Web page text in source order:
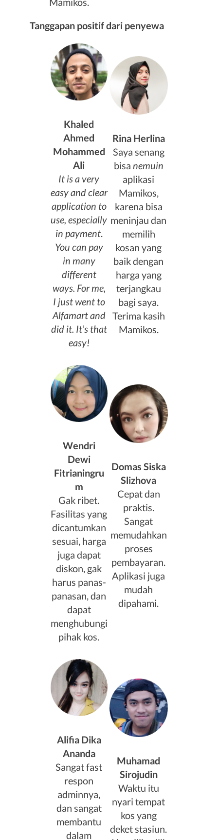
Tanggapan positif dari penyewa
Khaled
Ahmed
Mohammed
Ali
It is a very
easy and clear
application to
use, especially
in payment.
You can pay
in many
different
ways. For me,
I just went to
Alfamart and
did it. It’s that
easy!
Rina Herlina
Saya senang
bisa nemuin
aplikasi
Mamikos,
karena bisa
meninjau dan
memilih
kosan yang
baik dengan
harga yang
terjangkau
bagi saya.
Terima kasih
Mamikos.
Wendri
Dewi
Fitrianingru
m
Gak ribet.
Fasilitas yang
dicantumkan
sesuai, harga
juga dapat
diskon, gak
harus panas-
panasan, dan
dapat
menghubungi
pihak kos.
Domas Siska
Slizhova
Cepat dan
praktis.
Sangat
memudahkan
proses
pembayaran.
Aplikasi juga
mudah
dipahami.
Alifia Dika
Ananda
Sangat fast
respon
adminnya,
dan sangat
membantu
dalam
Muhamad
Sirojudin
Waktu itu
nyari tempat
kos yang
deket stasiun.